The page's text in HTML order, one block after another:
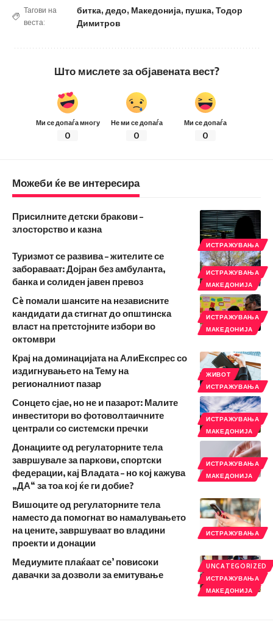
Тагови на
веста:
битка,дедо, Македонија, пушка,Тодор
Димитров
Што мислете за објавената вест?
Ми се допаѓа многу
0
Не ми се допаѓа
0
Ми се допаѓа
0
Можеби ќе ве интересира
ИСТРАЖУВАЊА
Присилните детски бракови –
злосторство и казна
ИСТРАЖУВАЊА
МАКЕДОНИЈА
Туризмот се развива – жителите се
забораваат: Дојран без амбуланта,
банка и солиден јавен превоз
ИСТРАЖУВАЊА
МАКЕДОНИЈА
Сè помали шансите на независните
кандидати да стигнат до општинска
власт на претстојните избори во
октомври
ЖИВОТ
ИСТРАЖУВАЊА
Крај на доминацијата на АлиЕкспрес со
издигнувањето на Тему на
регионалниот пазар
ИСТРАЖУВАЊА
МАКЕДОНИЈА
Сонцето сјае, но не и пазарот: Малите
инвеститори во фотоволтаичните
централи со системски пречки
ИСТРАЖУВАЊА
МАКЕДОНИЈА
Донациите од регулаторните тела
завршувале за паркови, спортски
федерации, кај Владата – но кој кажува
„ДА“ за тоа кој ќе ги добие?
ИСТРАЖУВАЊА
Вишоците од регулаторните тела
наместо да помогнат во намалувањето
на цените, завршуваат во владини
проекти и донации
UNCATEGORIZED
ИСТРАЖУВАЊА
МАКЕДОНИЈА
Медиумите плаќаат се’ повисоки
давачки за дозволи за емитување